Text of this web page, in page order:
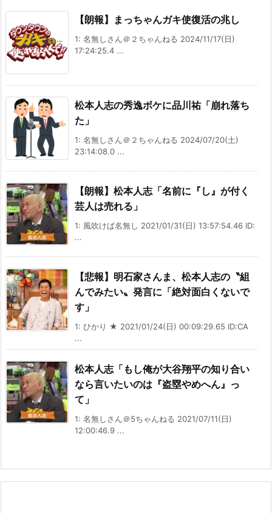
【朗報】まっちゃんガキ使復活の兆し
1: 名無しさん＠２ちゃんねる 2024/11/17(日)
17:24:25.4 ...
松本人志の秀逸ボケに品川祐「崩れ落ち
た」
1: 名無しさん＠２ちゃんねる 2024/07/20(土)
23:14:08.0 ...
【朗報】松本人志「名前に『し』が付く
芸人は売れる」
1: 風吹けば名無し 2021/01/31(日) 13:57:54.46 ID:
...
【悲報】明石家さんま、松本人志の〝組
んでみたい〟発言に「絶対面白くないで
す」
1: ひかり ★ 2021/01/24(日) 00:09:29.65 ID:CA
...
松本人志「もし俺が大谷翔平の知り合い
なら言いたいのは『盗塁やめへん』っ
て」
1: 名無しさん＠5ちゃんねる 2021/07/11(日)
12:00:46.9 ...